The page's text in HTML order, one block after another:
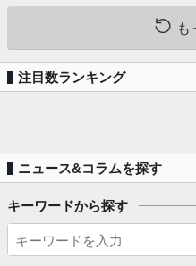
も
注目数ランキング
ニュース&コラムを探す
キーワードから探す